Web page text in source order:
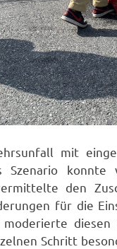
mit
Szenario
den
für die
diesen
Schritt